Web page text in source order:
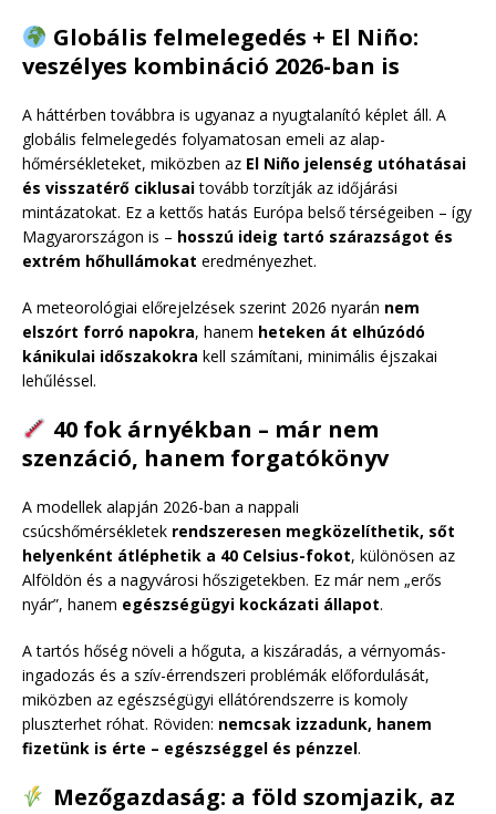
Globális felmelegedés + El Niño:
veszélyes kombináció 2026-ban is
A háttérben továbbra is ugyanaz a nyugtalanító képlet áll. A
globális felmelegedés folyamatosan emeli az alap-
hőmérsékleteket, miközben az El Niño jelenség utóhatásai
és visszatérő ciklusaitovább torzítják az időjárási
mintázatokat. Ez a kettős hatás Európa belső térségeiben – így
Magyarországon is – hosszú ideig tartó szárazságot és
extrém hőhullámokat eredményezhet.
A meteorológiai előrejelzések szerint 2026 nyarán nem
elszórt forró napokra, hanem heteken át elhúzódó
kánikulai időszakokra kell számítani, minimális éjszakai
lehűléssel.
40 fok árnyékban – már nem
szenzáció, hanem forgatókönyv
A modellek alapján 2026-ban a nappali
csúcshőmérsékletek rendszeresen megközelíthetik, sőt
helyenként átléphetik a 40 Celsius-fokot, különösen az
Alföldön és a nagyvárosi hőszigetekben. Ez már nem „erős
nyár”, hanem egészségügyi kockázati állapot.
A tartós hőség növeli a hőguta, a kiszáradás, a vérnyomás-
ingadozás és a szív-érrendszeri problémák előfordulását,
miközben az egészségügyi ellátórendszerre is komoly
pluszterhet róhat. Röviden: nemcsak izzadunk, hanem
fizetünk is érte – egészséggel és pénzzel.
Mezőgazdaság: a föld szomjazik, az